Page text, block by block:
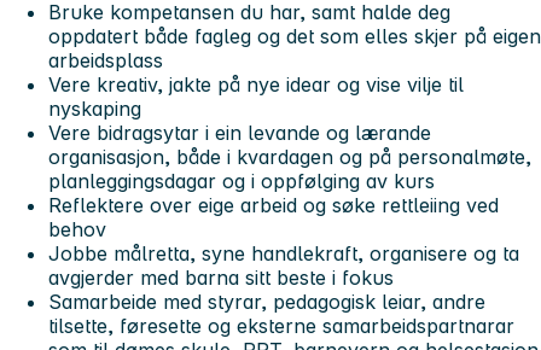
Bruke kompetansen du har, samt halde deg
oppdatert både fagleg og det som elles skjer på eigen
arbeidsplass
Vere kreativ, jakte på nye idear og vise vilje til
nyskaping
Vere bidragsytar i ein levande og lærande
organisasjon, både i kvardagen og på personalmøte,
planleggingsdagar og i oppfølging av kurs
Reflektere over eige arbeid og søke rettleiing ved
behov
Jobbe målretta, syne handlekraft, organisere og ta
avgjerder med barna sitt beste i fokus
Samarbeide med styrar, pedagogisk leiar, andre
tilsette, føresette og eksterne samarbeidspartnarar